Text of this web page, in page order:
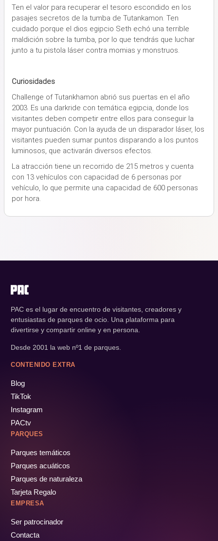
Ten el valor para recuperar el tesoro escondido en los
pasajes secretos de la tumba de Tutankamon. Ten
cuidado porque el dios egipcio Seth echó una terrible
maldición sobre la tumba, por lo que tendrás que luchar
junto a tu pistola láser contra momias y monstruos.
Curiosidades
Challenge of Tutankhamon abrió sus puertas en el año
2003. Es una darkride con temática egipcia, donde los
visitantes deben competir entre ellos para conseguir la
mayor puntuación. Con la ayuda de un disparador láser, los
visitantes pueden sumar puntos disparando a los puntos
luminosos, que activarán diversos efectos.
La atracción tiene un recorrido de 215 metros y cuenta
con 13 vehículos con capacidad de 6 personas por
vehículo, lo que permite una capacidad de 600 personas
por hora.
PAC es el lugar de encuentro de visitantes, creadores y
entusiastas de parques de ocio. Una plataforma para
divertirse y compartir online y en persona.
Desde 2001 la web nº1 de parques.
CONTENIDO EXTRA
Blog
TikTok
Instagram
PACtv
PARQUES
Parques temáticos
Parques acuáticos
Parques de naturaleza
Tarjeta Regalo
EMPRESA
Ser patrocinador
Contacta